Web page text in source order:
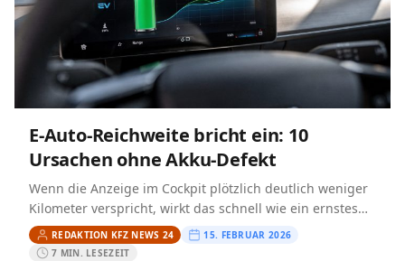
E-Auto-Reichweite bricht ein: 10
Ursachen ohne Akku-Defekt
Wenn die Anzeige im Cockpit plötzlich deutlich weniger
Kilometer verspricht, wirkt das schnell wie ein ernstes
Problem. In der Praxis hat ein abrupter
„Reichweitensturz“ aber…
REDAKTION KFZ NEWS 24
15. FEBRUAR 2026
7 MIN. LESEZEIT